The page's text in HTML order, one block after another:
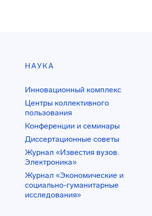
НАУКА
Инновационный комплекс
Центры коллективного
пользования
Конференции и семинары
Диссертационные советы
Журнал «Известия вузов.
Электроника»
Журнал «Экономические и
социально-гуманитарные
исследования»